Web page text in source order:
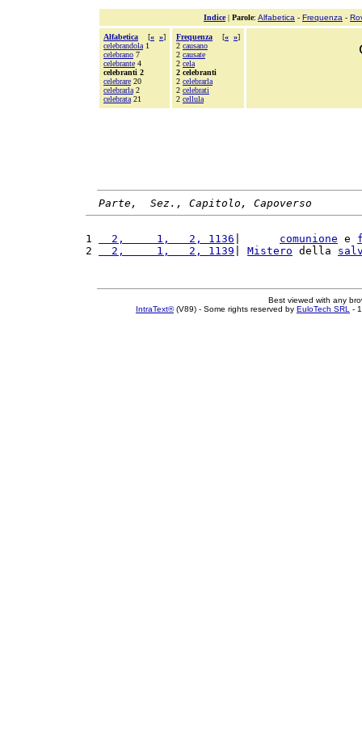
Indice| Parole: Alfabetica - Frequenza -
Alfabetica [« »]
celebrandola 1
celebrano 7
celebrante 4
celebranti 2
celebrare 20
celebrarla 2
celebrata 21
Frequenza [« »]
2 causano
2 causate
2 cela
2 celebranti
2 celebrarla
2 celebrati
2 cellula
Parte,  Sez., Capitolo, Capoverso
1
  2,     1,   2, 1136
comunione e
2
  2,     1,   2, 1139
Mistero della
Best viewed with any
IntraText®(V89) - Some rights reserved by EuloTech SRL -